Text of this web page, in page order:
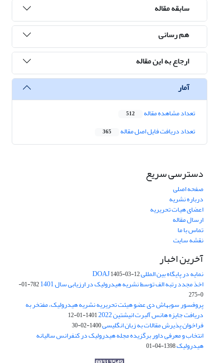
سابقه مقاله
هم رسانی
ارجاع به این مقاله
آمار
تعداد مشاهده مقاله 512
تعداد دریافت فایل اصل مقاله 365
دسترسی سریع
صفحه اصلی
درباره نشریه
اعضای هیات تحریریه
ارسال مقاله
تماس با ما
نقشه سایت
آخرین اخبار
نمایه در پایگاه بین المللی DOAJ1405-03-12
اخذ مجدد رتبه الف توسط نشریه هیدرولیک در ارزیابی سال 1401
782-01-
0-275
پروفسور سوبهاش دی عضو هیئت تحریریه نشریه هیدرولیک، مفتخر به
دریافت جایزه هانس آلبرت انیشتین 2022 1401-01-12
فراخوان پذیرش مقالات به زبان انگلیسی1400-02-30
انتخاب و معرفی داور برگزیده مجله هیدرولیک در کنفرانس سالیانه
هیدرولیک1398-04-01